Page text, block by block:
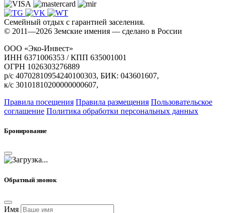
Семейный отдых с гарантией заселения.
© 2011—2026 Земские имения — сделано в России
ООО «Эко-Инвест»
ИНН 6371006353 / КПП 635001001
ОГРН 1026303276889
р/с 40702810954240100303, БИК: 043601607,
к/с 30101810200000000607,
Правила посещения Правила размещения Пользовательское
соглашение Политика обработки персональных данных
Бронирование
Обратный звонок
Имя